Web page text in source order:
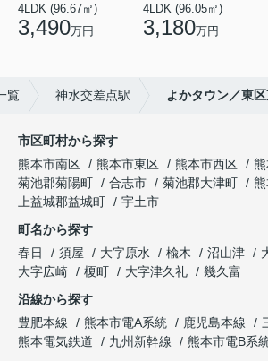
4LDK (96.67㎡)
3,490万円
4LDK (96.05㎡)
3,180万円
覧 神水交差点駅 よかタウン／東
市区町村から探す
熊本市南区
熊本市東区 熊本市西区
菊池郡菊陽町
合志市 菊池郡大津町
上益城郡益城町
宇土市
町名から探す
春日
須屋 大字原水 楡木 沼山津
大字広崎
榎町 大字津久礼
幾久富
沿線から探す
豊肥本線
熊本市電A系統 鹿児島本線
熊本電気鉄道
九州新幹線
熊本市電B系